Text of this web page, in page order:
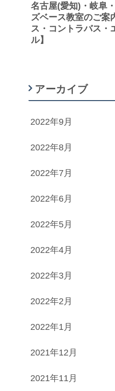
名古屋(愛知)・岐阜
ズベース教室のご案
ス・コントラバス・
ル】
アーカイブ
2022年9月
2022年8月
2022年7月
2022年6月
2022年5月
2022年4月
2022年3月
2022年2月
2022年1月
2021年12月
2021年11月